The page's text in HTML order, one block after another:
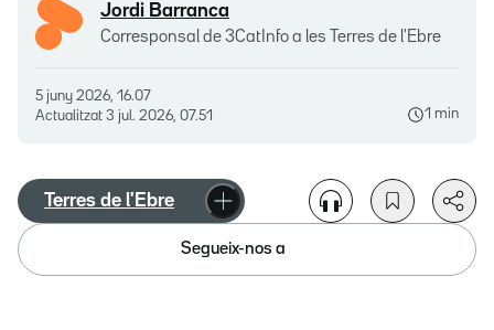
Jordi Barranca
Corresponsal de 3CatInfo a les Terres de l'Ebre
5 juny 2026, 16.07
Actualitzat 3 jul. 2026, 07.51 1 min
Terres de l'Ebre
Segueix-nos a